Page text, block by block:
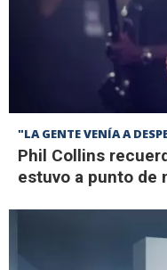
"LA GENTE VENÍA A
Phil Collins
estuvo a punto de